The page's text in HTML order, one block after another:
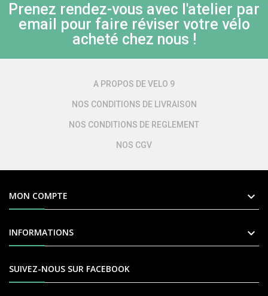
Prenez rendez-vous avec l'atelier par
email pour faire réviser votre vélo
acheté chez nous !
A PROPOS DE VELO 9
NOS CONDITIONS DE LIVRAISON
NOS CONDITIONS DE REGLEMENT
NOS CGV
MON COMPTE 
INFORMATIONS 
SUIVEZ-NOUS SUR FACEBOOK